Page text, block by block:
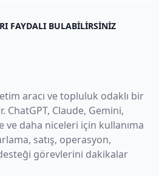
FAYDALI BULABILIRSINIZ
aracı ve topluluk odaklı bir
Claude, Gemini,
ve daha niceleri için kullanıma
satış, operasyon,
görevlerini dakikalar